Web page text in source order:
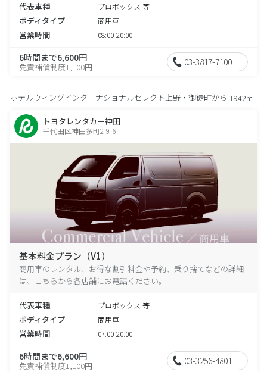
代表車種 プロボックス 等
ボディタイプ 商用車
営業時間 08:00-20:00
6時間まで6,600円
免責補償制度1,100円 03-3817-7100
ホテルウィングインターナショナルセレクト上野・御徒町から 1942m
トヨタレンタカー神田
千代田区神田多町2-9-6
基本料金プラン（V1）
商用車のレンタル、お得な割引料金や予約、乗り捨てなどの詳細
は、こちらから各店舗にお電話ください。
代表車種 プロボックス 等
ボディタイプ 商用車
営業時間 07:00-20:00
6時間まで6,600円
免責補償制度1,100円 03-3256-4801